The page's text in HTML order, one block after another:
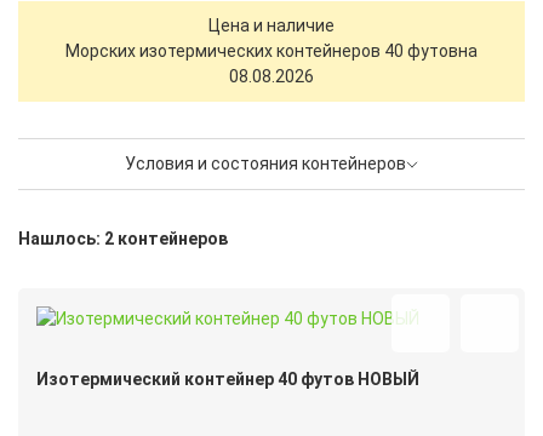
Цена и наличие
Морских изотермических контейнеров 40 футовна
08.08.2026
Условия и состояния контейнеров
Нашлось: 2 контейнеров
Изотермический контейнер 40 футов НОВЫЙ